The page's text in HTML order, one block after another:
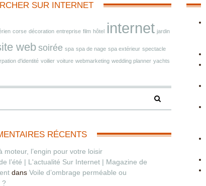
SUR INTERNET
corse décoration entreprise film hôtel internet jardin
web soirée spa spa de nage spa extérieur spectacle
d'identité voilier voiture webmarketing wedding planner yachts
RÉCENTS
moteur, l’engin pour votre loisir
l’été | L'actualité Sur Internet | Magazine de
dans Voile d’ombrage perméable ou
?